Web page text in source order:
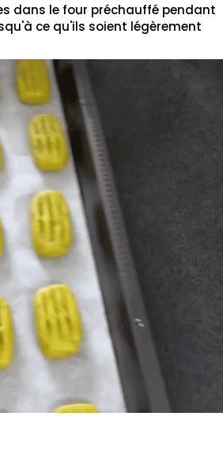
dans le four préchauffé pendant
ce qu'ils soient légèrement